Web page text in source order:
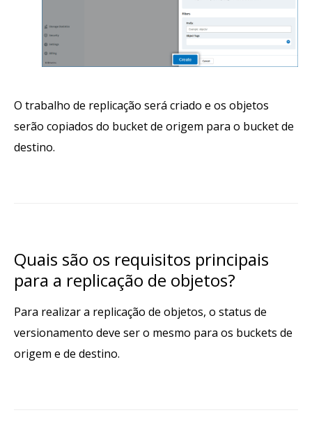
O trabalho de replicação será criado e os objetos
serão copiados do bucket de origem para o bucket de
destino.
Quais são os requisitos principais
para a replicação de objetos?
Para realizar a replicação de objetos, o status de
versionamento deve ser o mesmo para os buckets de
origem e de destino.